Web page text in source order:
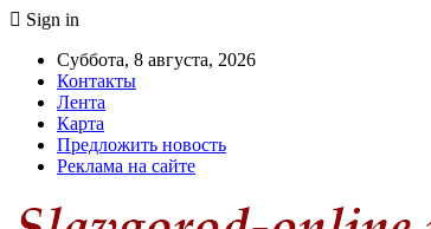
Sign in
Суббота, 8 августа, 2026
Контакты
Лента
Карта
Предложить новость
Реклама на сайте